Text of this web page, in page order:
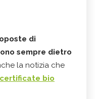
di
sempre dietro
la notizia che
bio